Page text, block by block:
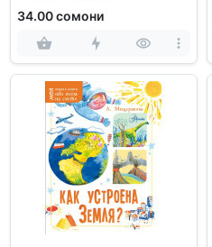
34.00 сомони